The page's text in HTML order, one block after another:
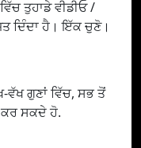
ਤੁਹਾਡੇ ਵੀਡੀਓ /
ਦਿੰਦਾ ਹੈ। ਇੱਕ ਚੁਣੋ।
ਗੁਣਾਂ ਵਿੱਚ, ਸਭ ਤੋਂ
ਕਰ ਸਕਦੇ ਹੋ.